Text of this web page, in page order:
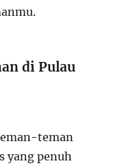
di Pulau
teman
yang penuh